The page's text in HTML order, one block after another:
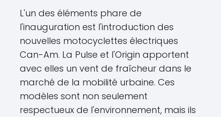
L'un des éléments phare de
l'inauguration est l'introduction des
nouvelles motocyclettes électriques
Can-Am. La Pulse et l'Origin apportent
avec elles un vent de fraîcheur dans le
marché de la mobilité urbaine. Ces
modèles sont non seulement
respectueux de l'environnement, mais ils